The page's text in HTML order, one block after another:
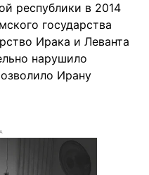
республики в 2014
государства
Ирака и Леванта
нарушило
Ирану